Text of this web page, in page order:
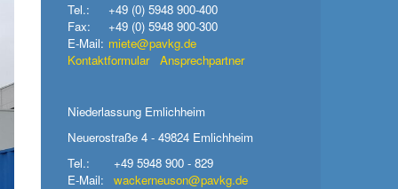
Tel.:
+49 (0) 5948 900-400
Fax:
+49 (0) 5948 900-300
E-Mail: miete@pavkg.de
Kontaktformular
Ansprechpartner
Niederlassung Emlichheim
Neuerostraße 4 - 49824 Emlichheim
Tel.:
+49 5948 900 - 829
E-Mail:
wackerneuson@pavkg.de